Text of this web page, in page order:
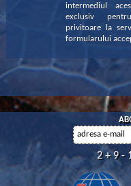
intermediul
exclusiv
privitoare la serviciile
formularului
2 + 9 -